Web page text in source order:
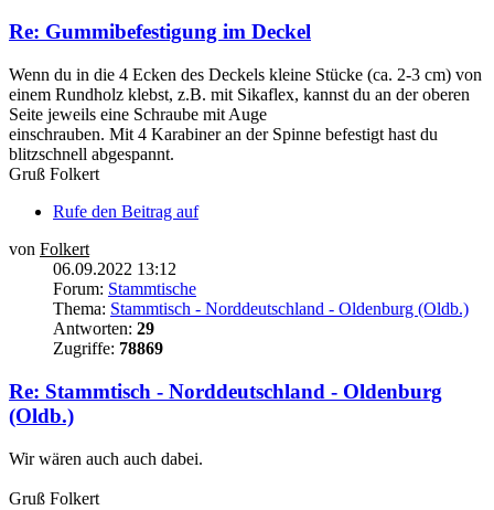
Re: Gummibefestigung im Deckel
Wenn du in die 4 Ecken des Deckels kleine Stücke (ca. 2-3 cm) von
einem Rundholz klebst, z.B. mit Sikaflex, kannst du an der oberen
Seite jeweils eine Schraube mit Auge
einschrauben. Mit 4 Karabiner an der Spinne befestigt hast du
blitzschnell abgespannt.
Gruß Folkert
Rufe den Beitrag auf
von Folkert
06.09.2022 13:12
Forum: Stammtische
Thema: Stammtisch - Norddeutschland - Oldenburg (Oldb.)
Antworten: 29
Zugriffe: 78869
Re: Stammtisch - Norddeutschland - Oldenburg
(Oldb.)
Wir wären auch auch dabei.
Gruß Folkert